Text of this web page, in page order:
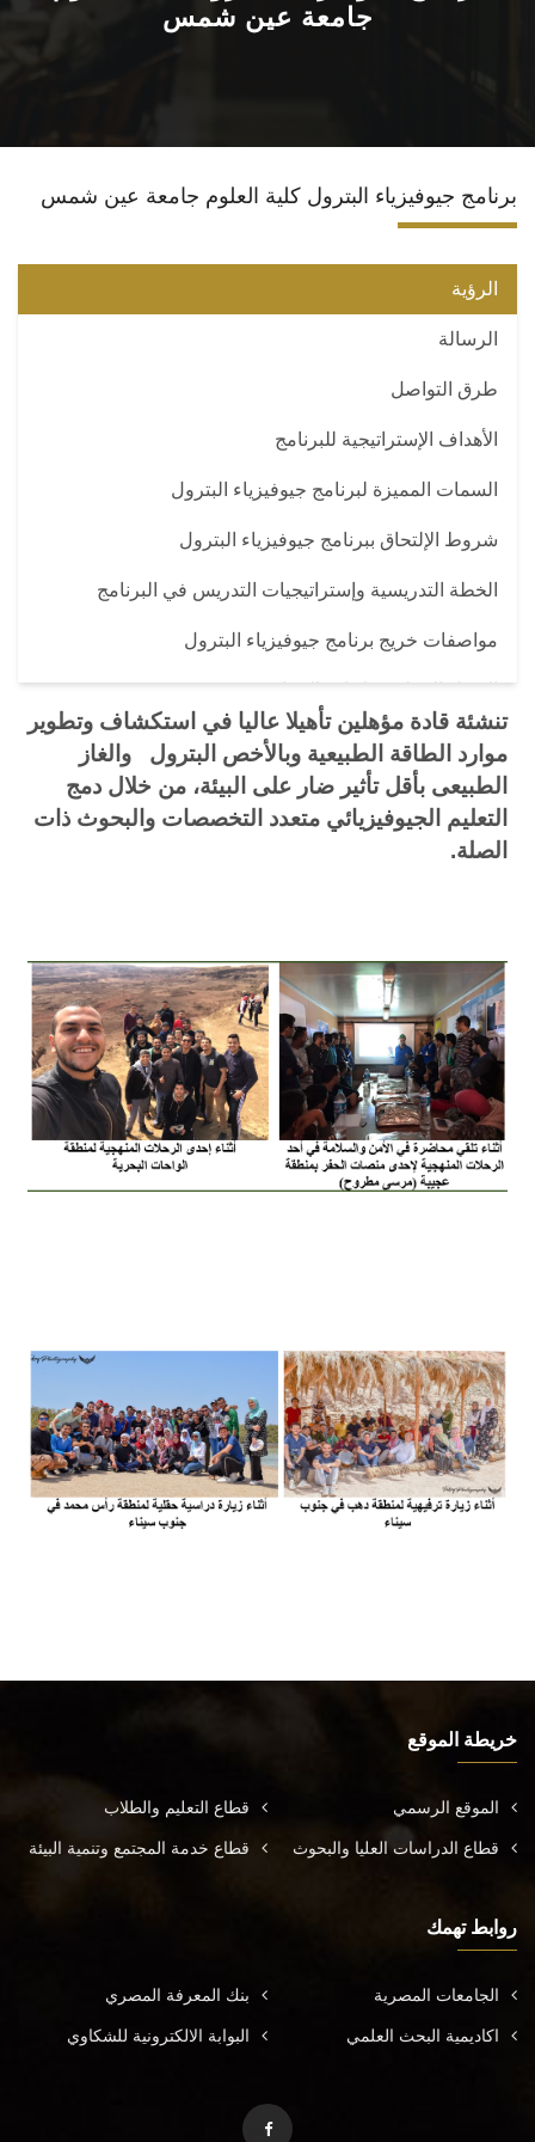
جامعة عين شمس
برنامج جيوفيزياء البترول كلية العلوم جامعة عين شمس
الرؤية
الرسالة
طرق التواصل
الأهداف الإستراتيجية للبرنامج
السمات المميزة لبرنامج جيوفيزياء البترول
شروط الإلتحاق ببرنامج جيوفيزياء البترول
الخطة التدريسية وإستراتيجيات التدريس في البرنامج
مواصفات خريج برنامج جيوفيزياء البترول
الهيكل التنظيمى لإدارة البرنامج
أهم مجالات العمل لخريجى البرنامج
فيديو تعريفي بالبرنامج
تنشئة قادة مؤهلين تأهيلا عاليا في استكشاف وتطوير
موارد الطاقة الطبيعية وبالأخص البترول والغاز
الطبيعى بأقل تأثير ضار على البيئة، من خلال دمج
التعليم الجيوفيزيائي متعدد التخصصات والبحوث ذات
الصلة.
خريطة الموقع
الموقع الرسمي قطاع التعليم والطلاب
قطاع الدراسات العليا والبحوث قطاع خدمة المجتمع وتنمية البيئة
روابط تهمك
الجامعات المصرية بنك المعرفة المصري
اكاديمية البحث العلمي البوابة الالكترونية للشكاوي